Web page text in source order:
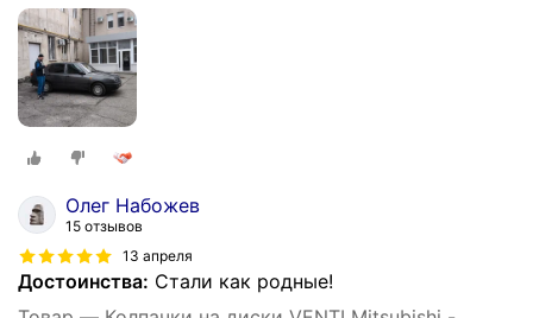
Олег Набожев
15 отзывов
13 апреля
Достоинства: Стали как родные!